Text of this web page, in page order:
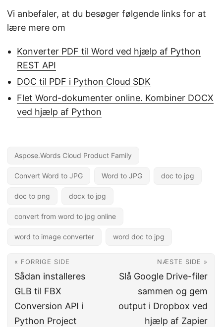
Vi anbefaler, at du besøger følgende links for at
lære mere om
Konverter PDF til Word ved hjælp af Python
REST API
DOC til PDF i Python Cloud SDK
Flet Word-dokumenter online. Kombiner DOCX
ved hjælp af Python
Aspose.Words Cloud Product Family
Convert Word to JPG Word to JPG doc to jpg
doc to png docx to jpg
convert from word to jpg online
word to image converter word doc to jpg
« FORRIGE SIDE
Sådan installeres
GLB til FBX
Conversion API i
Python Project
NÆSTE SIDE »
Slå Google Drive-filer
sammen og gem
output i Dropbox ved
hjælp af Zapier